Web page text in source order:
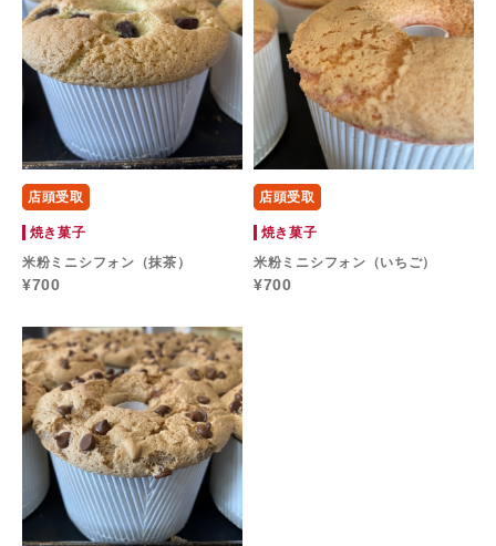
店頭受取
焼き菓子
米粉ミニシフォン（抹茶）
¥700
店頭受取
焼き菓子
米粉ミニシフォン（いちご）
¥700